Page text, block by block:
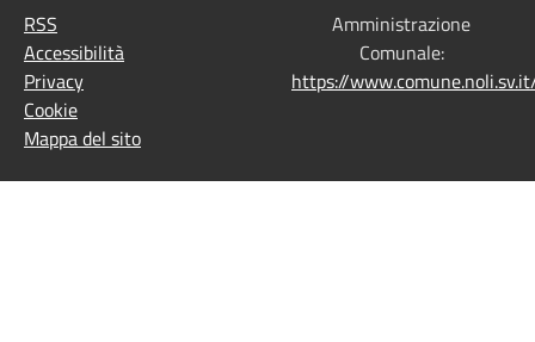
RSS
Accessibilità
Privacy
Cookie
Mappa del sito
Amministrazione
Comunale:
https://